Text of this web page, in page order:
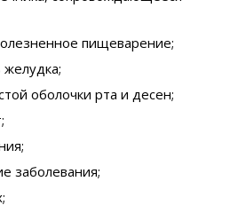
пищеварение;
оболочки рта и десен;
заболевания;